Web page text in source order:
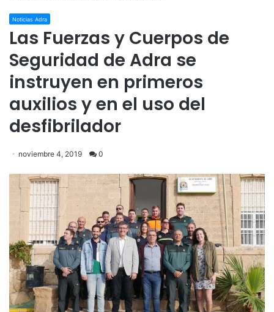
Noticias Adra
Las Fuerzas y Cuerpos de
Seguridad de Adra se
instruyen en primeros
auxilios y en el uso del
desfibrilador
noviembre 4, 2019 0